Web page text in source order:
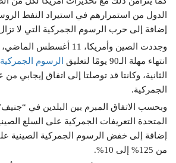
الدول من استمرارهم في استيراد النفط
إضافة إلى حرب الرسوم الجمركية التي لا
وجددت الصين وأمريكا، 11
انتهاء مهلة الـ90 يومًا لتعليق
الرسوم الجمركية
الثانية، وكانتا قد توصلتا إلى اتفاق إيجابي
الجمركية.
وبحسب الاتفاق المبرم بين البلدين في
إضافة إلى خفض الرسوم الجمركية الصينية
من 125% إلى 10%.